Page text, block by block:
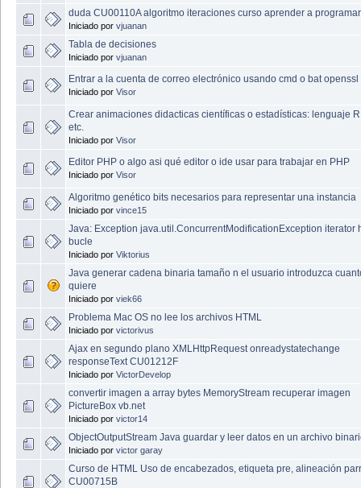
duda CU00110A algoritmo iteraciones curso aprender a programar
Iniciado por vjuanan
Tabla de decisiones
Iniciado por vjuanan
Entrar a la cuenta de correo electrónico usando cmd o bat openssl
Iniciado por Visor
Crear animaciones didacticas científicas o estadísticas: lenguaje
etc.
Iniciado por Visor
Editor PHP o algo asi qué editor o ide usar para trabajar en PHP
Iniciado por Visor
Algoritmo genético bits necesarios para representar una instancia
Iniciado por vince15
Java: Exception java.util.ConcurrentModificationException iterator
bucle
Iniciado por Viktorius
Java generar cadena binaria tamaño n el usuario introduzca
quiere
Iniciado por viek66
Problema Mac OS no lee los archivos HTML
Iniciado por victorivus
Ajax en segundo plano XMLHttpRequest onreadystatechange
responseText CU01212F
Iniciado por VictorDevelop
convertir imagen a array bytes MemoryStream recuperar imagen
PictureBox vb.net
Iniciado por victor14
ObjectOutputStream Java guardar y leer datos en un archivo
Iniciado por victor garay
Curso de HTML Uso de encabezados, etiqueta pre, alineación
CU00715B